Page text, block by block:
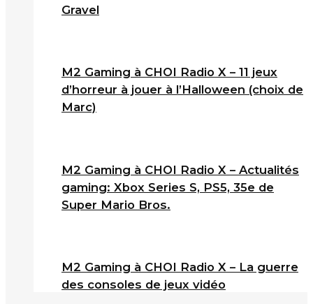
Gravel
M2 Gaming à CHOI Radio X – 11 jeux
d’horreur à jouer à l’Halloween (choix de
Marc)
M2 Gaming à CHOI Radio X – Actualités
gaming: Xbox Series S, PS5, 35e de
Super Mario Bros.
M2 Gaming à CHOI Radio X – La guerre
des consoles de jeux vidéo